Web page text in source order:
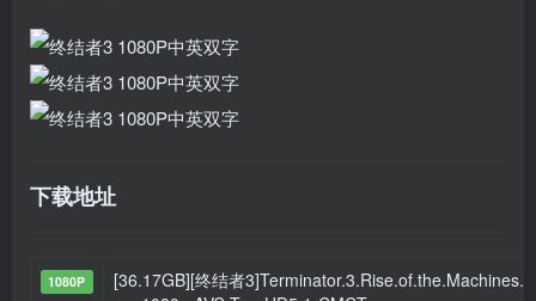
下载地址
1080P
[36.17GB][终结者